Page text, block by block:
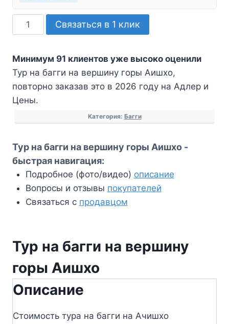
Количество
товара
на
багги
на
вершину
Связаться в 1 клик
Минимум 91 клиентов уже высоко оценили
Тур на багги на вершину горы Аишхо,
повторно заказав это в 2026 году на Адлер и
Цены.
Категория: Багги
Тур на багги на вершину горы Аишхо -
быстрая навигация:
Подробное (фото/видео) описание
Вопросы и отзывы покупателей
Связаться с продавцом
Тур на багги на вершину
горы Аишхо
Описание
Стоимость тура на багги на Ачишхо